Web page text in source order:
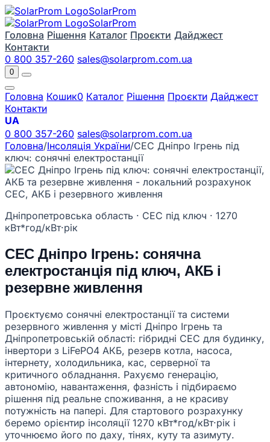
SolarProm
SolarProm
Головна Рішення Каталог Проєкти Дайджест
Контакти
0 800 357-260 sales@solarprom.com.ua
0
Головна Кошик0 Каталог Рішення Проєкти Дайджест
Контакти
UA
0 800 357-260 sales@solarprom.com.ua
Головна/Інсоляція України/СЕС Дніпро Ігрень під
ключ: сонячні електростанції
Дніпропетровська область · СЕС під ключ · 1270
кВт*год/кВт·рік
СЕС Дніпро Ігрень: сонячна
електростанція під ключ, АКБ і
резервне живлення
Проєктуємо сонячні електростанції та системи
резервного живлення у місті Дніпро Ігрень та
Дніпропетровській області: гібридні СЕС для будинку,
інвертори з LiFePO4 АКБ, резерв котла, насоса,
інтернету, холодильника, кас, серверної та
критичного обладнання. Рахуємо генерацію,
автономію, навантаження, фазність і підбираємо
рішення під реальне споживання, а не красиву
потужність на папері. Для стартового розрахунку
беремо орієнтир інсоляції 1270 кВт*год/кВт·рік і
уточнюємо його по даху, тінях, куту та азимуту.